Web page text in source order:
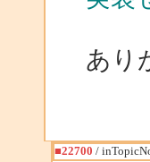
あり
■22700 /